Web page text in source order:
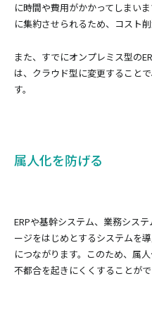
に時間や費用がかかってしまい
に集約させられるため、コスト
また、すでにオンプレミス型の
は、クラウド型に変更すること
す。
属人化を防げる
ERPや基幹システム、業務シス
ージをはじめとするシステムを
につながります。このため、属
不都合を起きにくくすることがで